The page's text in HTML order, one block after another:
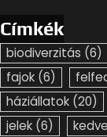
Címkék
biodiverzitás (6)
fajok (6)
háziállatok (20)
jelek (6)